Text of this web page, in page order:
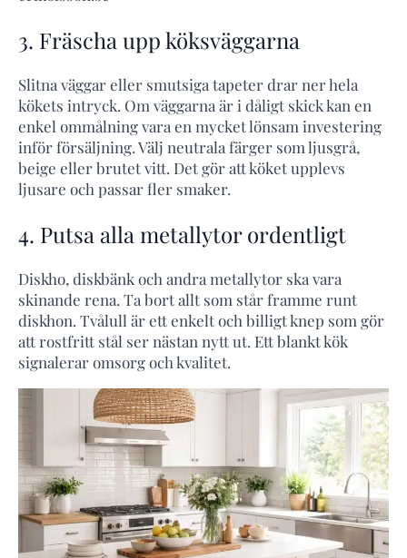
3. Fräscha upp köksväggarna
Slitna väggar eller smutsiga tapeter drar ner hela
kökets intryck. Om väggarna är i dåligt skick kan en
enkel ommålning vara en mycket lönsam investering
inför försäljning. Välj neutrala färger som ljusgrå,
beige eller brutet vitt. Det gör att köket upplevs
ljusare och passar fler smaker.
4. Putsa alla metallytor ordentligt
Diskho, diskbänk och andra metallytor ska vara
skinande rena. Ta bort allt som står framme runt
diskhon. Tvålull är ett enkelt och billigt knep som gör
att rostfritt stål ser nästan nytt ut. Ett blankt kök
signalerar omsorg och kvalitet.